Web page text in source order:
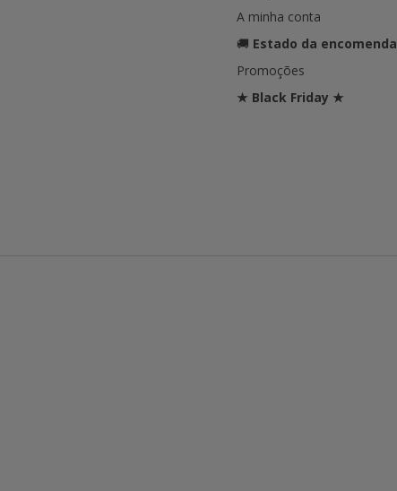
A minha conta
🚚 Estado da encomenda
Promoções
★ Black Friday ★